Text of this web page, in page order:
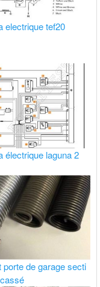
electrique tef20
électrique laguna 2
porte de garage secti